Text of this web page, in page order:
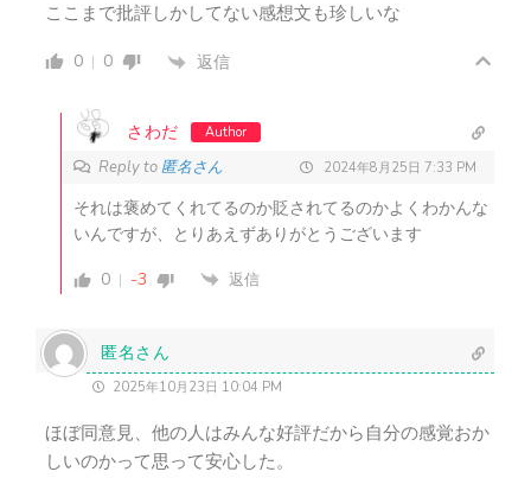
ここまで批評しかしてない感想文も珍しいな
0 0 返信
さわだ Author
Reply to匿名さん 2024年8月25日 7:33 PM
それは褒めてくれてるのか貶されてるのかよくわかんな
いんですが、とりあえずありがとうございます
0
-3 返信
匿名さん
2025年10月23日 10:04 PM
ほぼ同意見、他の人はみんな好評だから自分の感覚おか
しいのかって思って安心した。